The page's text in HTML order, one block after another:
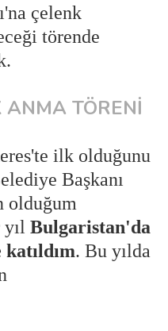
çelenk
törende
ANMA TÖRENİ
ilk olduğunu
Başkanı
olduğum
Bulgaristan'da
. Bu yılda